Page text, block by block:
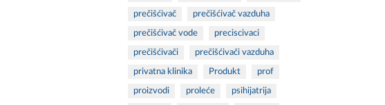
prečišćivač prečišćivač vazduha
prečišćivač vode preciscivaci
prečišćivači prečišćivači vazduha
privatna klinika Produkt prof
proizvodi proleće psihijatrija